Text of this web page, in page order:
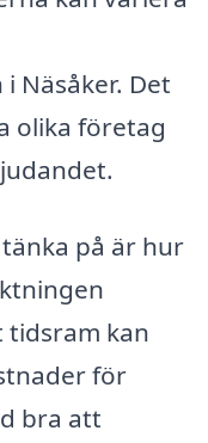
Näsåker. Det
olika företag
på är hur
kan
för
bra att